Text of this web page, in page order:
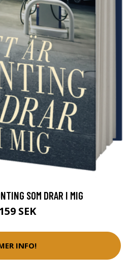
SOM DRAR I MIG
159 SEK
INFO!